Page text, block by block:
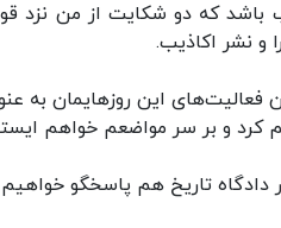
باشد که دو شکایت از من
و نشر اکاذیب.
این روزهایمان به
کرد و بر سر مواضعم خواهم
تاریخ هم پاسخگو